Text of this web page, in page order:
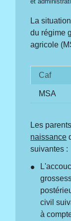
La
du régime
agricole
Caf
MSA
Les
naissance
suivantes :
civil
à